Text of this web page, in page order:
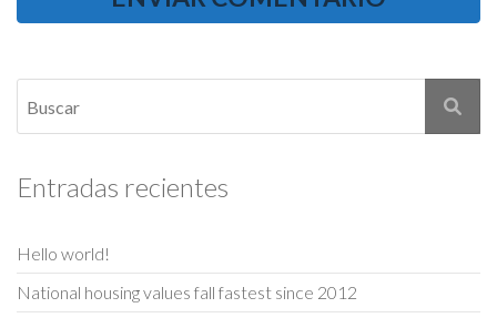
Entradas recientes
Hello world!
National housing values fall fastest since 2012